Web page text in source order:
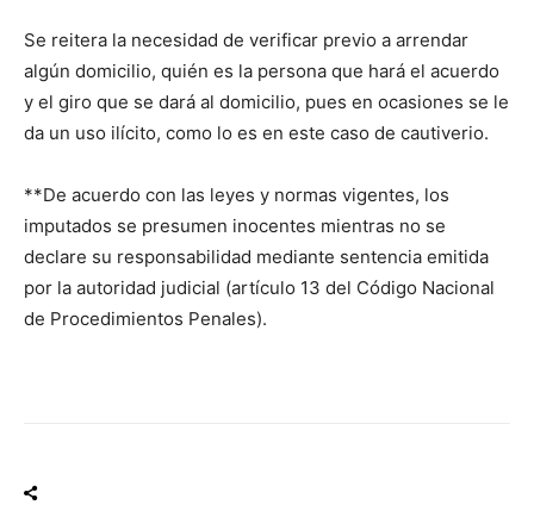
Se reitera la necesidad de verificar previo a arrendar
algún domicilio, quién es la persona que hará el acuerdo
y el giro que se dará al domicilio, pues en ocasiones se le
da un uso ilícito, como lo es en este caso de cautiverio.
**De acuerdo con las leyes y normas vigentes, los
imputados se presumen inocentes mientras no se
declare su responsabilidad mediante sentencia emitida
por la autoridad judicial (artículo 13 del Código Nacional
de Procedimientos Penales).